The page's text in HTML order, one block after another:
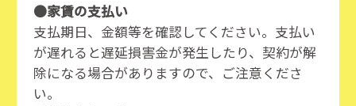
●家賃の支払い
支払期日、金額等を確認してください。支払い
が遅れると遅延損害金が発生したり、契約が解
除になる場合がありますので、ご注意くださ
い。